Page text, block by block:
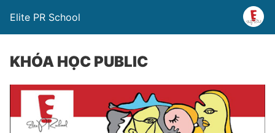
Elite PR School
KHÓA HỌC PUBLIC